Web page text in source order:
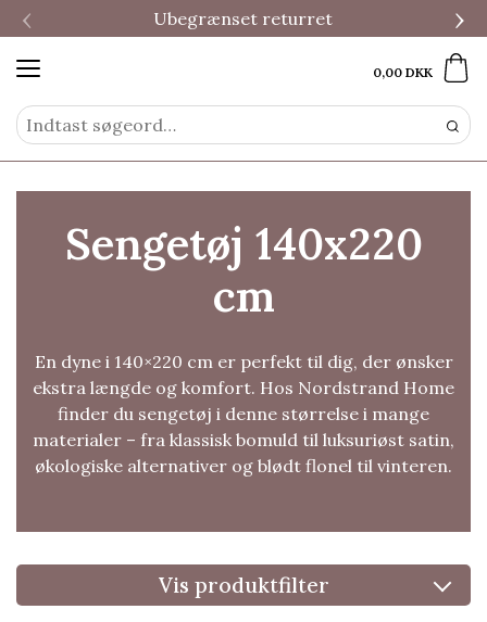
Ubegrænset returret
‹ ›
0,00 DKK
Sengetøj 140x220
cm
En dyne i 140×220 cm er perfekt til dig, der ønsker
ekstra længde og komfort. Hos Nordstrand Home
finder du sengetøj i denne størrelse i mange
materialer – fra klassisk bomuld til luksuriøst satin,
økologiske alternativer og blødt flonel til vinteren.
Vis produktfilter